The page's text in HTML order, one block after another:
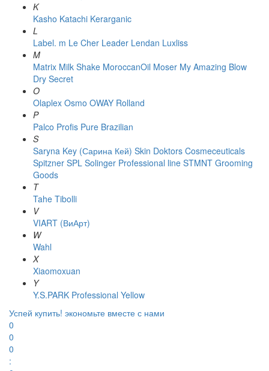
K
Kasho Katachi Kerarganic
L
Label. m Le Cher Leader Lendan Luxliss
M
Matrix Milk Shake MoroccanOil Moser My Amazing Blow
Dry Secret
O
Olaplex Osmo OWAY Rolland
P
Palco Profis Pure Brazilian
S
Saryna Key (Сарина Кей) Skin Doktors Cosmeceuticals
Spitzner SPL Solinger Professional line STMNT Grooming
Goods
T
Tahe Tibolli
V
VIART (ВиАрт)
W
Wahl
X
Xiaomoxuan
Y
Y.S.PARK Professional Yellow
Успей купить! экономьте вместе с нами
0
0
0
: